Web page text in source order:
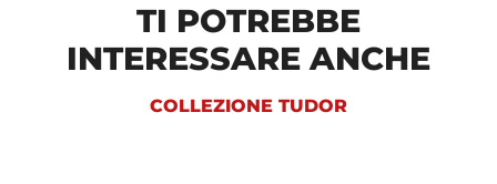
TI POTREBBE
INTERESSARE ANCHE
COLLEZIONE TUDOR